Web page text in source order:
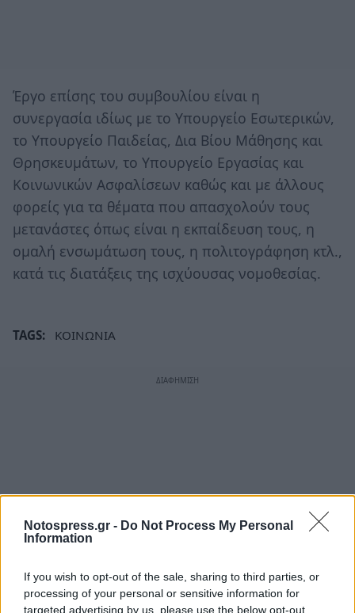
Notospress.gr - Do Not Process My Personal
Information
If you wish to opt-out of the sale, sharing to third parties, or
processing of your personal or sensitive information for
targeted advertising by us, please use the below opt-out
Έργο επίσης του συμβουλίου είναι η
συνεργασία ιδίως με το Υπουργείο Εσωτερικών,
το Υπουργείο Παιδείας, Δια Βίου Μάθησης και
Θρησκευμάτων, το Υπουργείο Εργασίας και
Κοινωνικών Ασφαλίσεων καθώς και με άλλους
φορείς για τα θέματα που απασχολούν τους
μετανάστες όπως είναι η εκπαίδευση τους, η
ομαλή ενσωμάτωση τους, η πολιτογράφηση κτλ.,
κατά τις διατάξεις της ισχύουσας νομοθεσίας.
TAGS: ΚΟΙΝΩΝΙΑ